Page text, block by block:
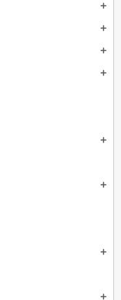
add
add
add
add
add
add
add
add